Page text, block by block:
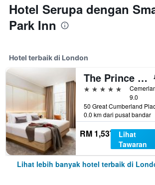
Hotel Serupa dengan
Park Inn
Hotel terbaik di London
The Prince Akatoki London
5 bintang
9.0
0.0 km dari pusat bandar
RM 1,537
Lihat
Tawaran
Lihat lebih banyak hotel terbaik di